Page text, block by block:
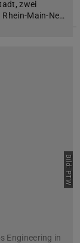
zwei
Main-Ne…
Bild: PTW
Engineering in